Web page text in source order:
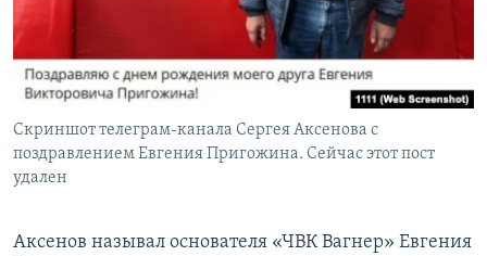
Скриншот телеграм-канала Сергея Аксенова с
поздравлением Евгения Пригожина. Сейчас этот пост
удален
Аксенов называл основателя «ЧВК Вагнер» Евгения